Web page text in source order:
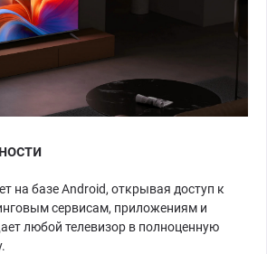
на базе Android, открывая доступ к
сервисам, приложениям и
любой телевизор в полноценную